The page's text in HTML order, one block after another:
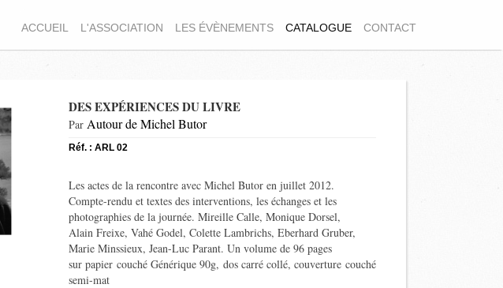
ACCUEIL L'ASSOCIATION LES ÉVÈNEMENTS CATALOGUE CONTACT
DES EXPÉRIENCES DU LIVRE
Par Autour de Michel Butor
Réf. : ARL 02
Les actes de la rencontre avec Michel Butor en juillet 2012.
Compte-rendu et textes des interventions, les échanges et les
photographies de la journée. Mireille Calle, Monique Dorsel,
Alain Freixe, Vahé Godel, Colette Lambrichs, Eberhard Gruber,
Marie Minssieux, Jean-Luc Parant. Un volume de 96 pages
sur papier couché Générique 90g, dos carré collé, couverture couché
semi-mat